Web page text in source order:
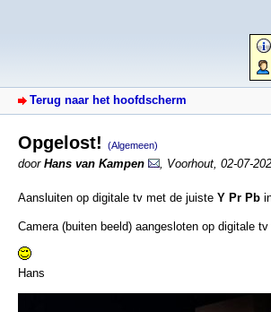
Terug naar het hoofdscherm
Opgelost! (Algemeen)
door Hans van Kampen Voorhout 02-07-
Aansluiten op digitale tv met de juiste Y Pr Pb
Camera (buiten beeld) aangesloten op digitale
Hans